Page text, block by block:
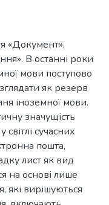
«Документ»,
В останні роки
мови поступово
як резерв
іноземної мови.
значущість
сучасних
пошта,
лист як вид
на основі лише
які вирішуються